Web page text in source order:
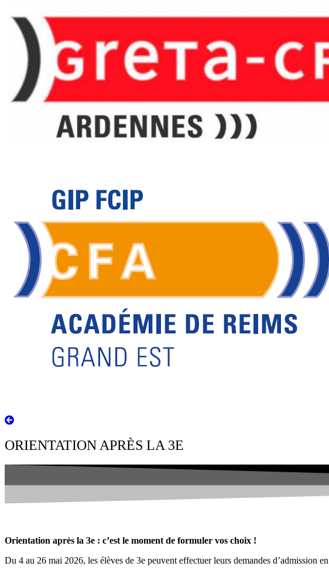
ORIENTATION APRÈS LA 3E
Orientation après la 3e : c’est le moment de formuler vos choix !
Du 4 au 26 mai 2026, les élèves de 3e peuvent effectuer leurs demandes d’admission